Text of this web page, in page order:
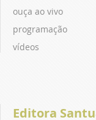
ouça ao vivo
programação
vídeos
Editora